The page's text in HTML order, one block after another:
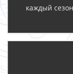
каждый